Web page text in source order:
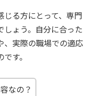
る方にとって、専門
ょう。自分に合った
、実際の職場での適応
す。
なの？